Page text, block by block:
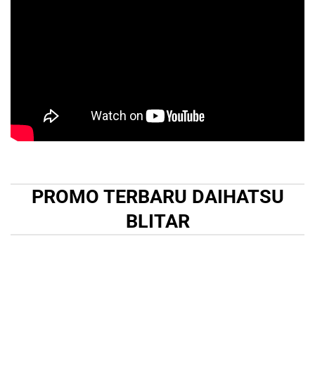
PROMO TERBARU DAIHATSU
BLITAR